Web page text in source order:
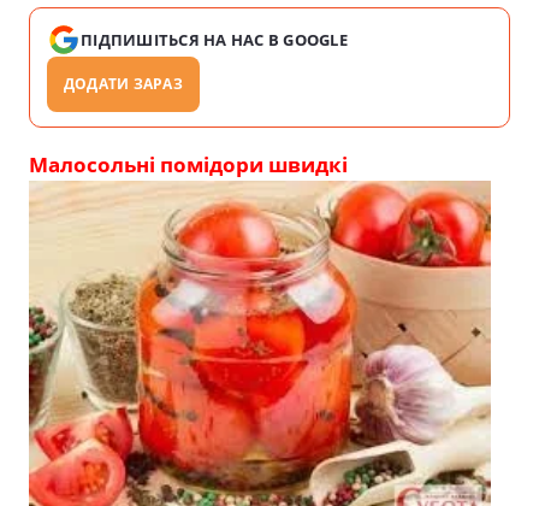
ПІДПИШІТЬСЯ НА НАС В GOOGLE
ДОДАТИ ЗАРАЗ
Малосольні помідори швидкі